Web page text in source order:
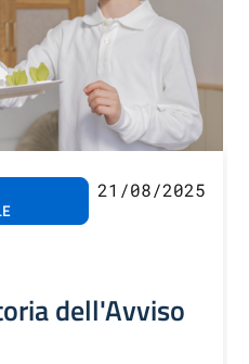
21/08/2025
dell'Avviso